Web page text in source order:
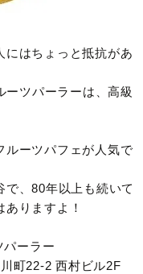
にはちょっと抵抗があ
ーツパーラーは、高級
ルーツパフェが人気で
で、80年以上も続いて
りますよ！
ーラー
町22-2 西村ビル2F